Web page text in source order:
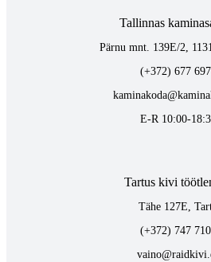
Tallinnas
Pärnu mnt. 139E/2,
(+372) 677
E-R 10:00-
Tartus kivi
Tähe 127E,
(+372) 747